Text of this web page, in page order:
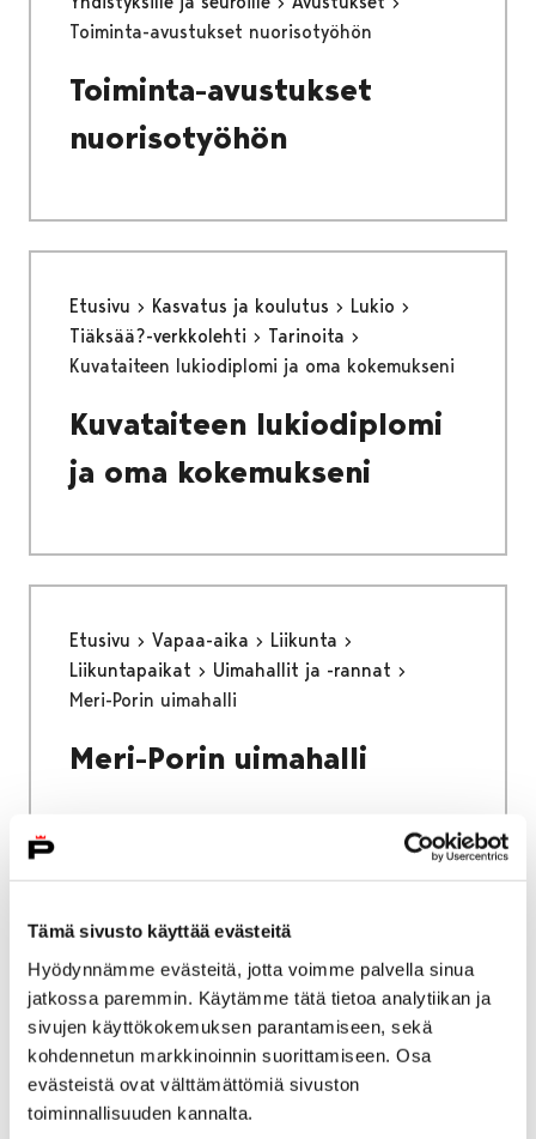
Tämä sivusto käyttää evästeitä
Hyödynnämme evästeitä, jotta voimme palvella sinua
jatkossa paremmin. Käytämme tätä tietoa analytiikan ja
sivujen käyttökokemuksen parantamiseen, sekä
kohdennetun markkinoinnin suorittamiseen. Osa
evästeistä ovat välttämättömiä sivuston
toiminnallisuuden kannalta.
Toiminta-avustukset nuorisotyöhön
Toiminta-avustukset
nuorisotyöhön
Etusivu Kasvatus ja koulutus
Lukio
Tiäksää?-verkkolehti
Tarinoita
Kuvataiteen lukiodiplomi ja oma kokemukseni
Kuvataiteen lukiodiplomi
ja oma kokemukseni
Etusivu Vapaa-aika
Liikunta
Liikuntapaikat
Uimahallit ja -rannat
Meri-Porin uimahalli
Meri-Porin uimahalli
Etusivu Vapaa-aika
Nuoret
Yksityinen: LähiTapiola 140 vuotta -
harrastustoiminta
Toimintaa peruskouluikäisille
Toimintaa